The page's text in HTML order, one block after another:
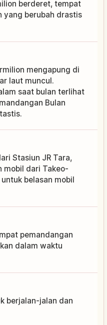
berderet, tempat
yang berubah drastis
mengapung di
laut muncul.
saat bulan terlihat
Bulan
Stasiun JR Tara,
mobil dari Takeo-
belasan mobil
pemandangan
dalam waktu
berjalan-jalan dan